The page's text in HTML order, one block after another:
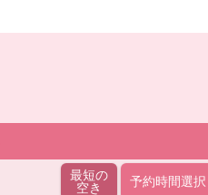
最短の
空き 予約時間選択